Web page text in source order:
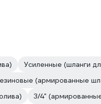
Усиленные (шланги
(армированные
3/4"